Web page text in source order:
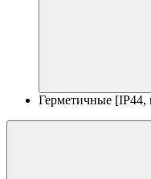
Герметичные [IP44,